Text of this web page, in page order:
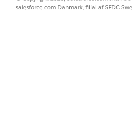
salesforce.com Danmark, filial af SFDC